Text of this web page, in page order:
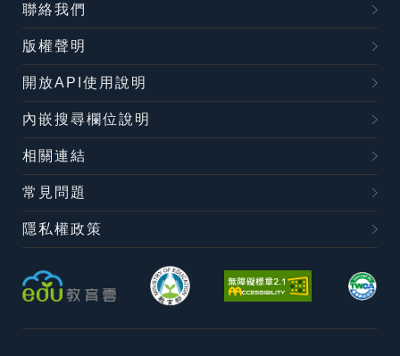
聯絡我們
版權聲明
開放API使用說明
內嵌搜尋欄位說明
相關連結
常見問題
隱私權政策